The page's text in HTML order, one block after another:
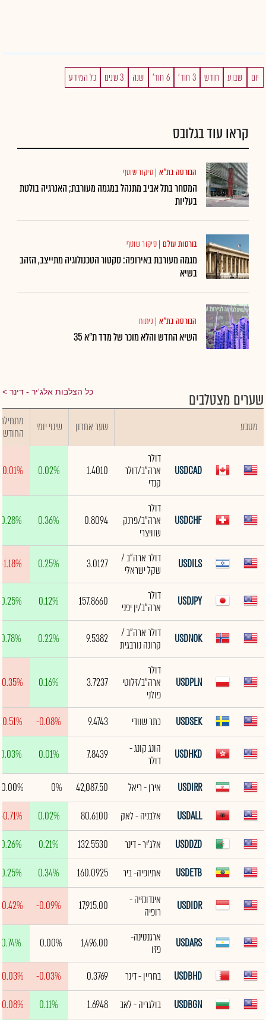
יום שבוע חודש 3 חוד' 6 חוד' שנה 3 שנים כל המידע
קראו עוד בגלובס
הבורסה בת"א |סיקור שוטף
המסחר בתל אביב מתנהל במגמה מעורבת; האנרגיה בולטת
בעליות
בורסות עולם |סיקור שוטף
מגמה מעורבת באירופה: סקטור הטכנולוגיה מתייצב, הזהב
בשיא
הבורסה בת"א | ניתוח
השיא החדש והלא מוכר של מדד ת"א 35
שערים מצטלבים כל הצלבות אלג'יר - דינר
מטבע שער אחרון שינוי יומי
החודש
USDCAD
דולר
ארה"ב/דולר
קנדי
1.4010
0.02%
USDCHF
דולר
ארה"ב/פרנק
שוויצרי
0.8094
0.36%
0.28%
USDILS
דולר ארה"ב /
שקל ישראלי
3.0127
0.25%
-1.18%
USDJPY
דולר
ארה"ב/ין יפני
157.8660
0.12%
0.25%
USDNOK
דולר ארה"ב /
קרונה נורבגית
9.5382
0.22%
0.78%
USDPLN
דולר
ארה"ב/זלוטי
פולני
3.7237
0.16%
USDSEK כתר שוודי 9.4743
-0.08%
-0.51%
USDHKD
הונג קונג -
דולר
7.8439
0.01%
0.03%
USDIRR אירן - ריאל 42,087.50
0%
0.00%
USDALL
אלבניה - לאק 80.6100
0.02%
-0.71%
USDDZD
אלג'יר - דינר 132.5530
0.21%
0.26%
USDETB
אתיופיה- ביר 160.0925
0.34%
0.25%
USDIDR
אינדונזיה -
רופיה
17,915.00
-0.09%
USDARS
ארגנטינה-
פזו
1,496.00
0.00%
0.74%
USDBHD בחריין - דינר 0.3769
-0.03%
USDBGN
בולגריה - לאב 1.6948
0.11%